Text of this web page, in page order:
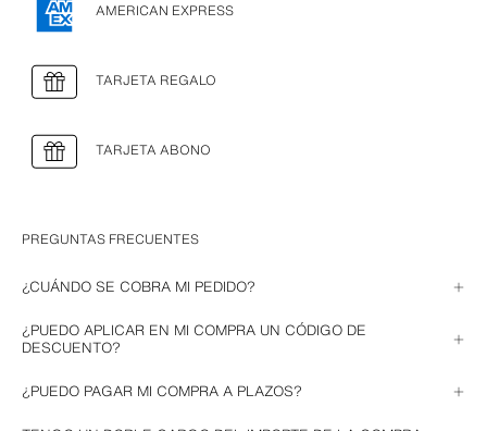
AMERICAN EXPRESS
TARJETA REGALO
TARJETA ABONO
PREGUNTAS FRECUENTES
¿CUÁNDO SE COBRA MI PEDIDO?
El cobro se realizará en el momento en el que se envíe tu pedido. Si has
pagado con Tarjeta Regalo, se hará justo al finalizar la compra.
¿PUEDO APLICAR EN MI COMPRA UN CÓDIGO DE
DESCUENTO?
Newsletter para estar al tanto de todas nuestras promociones.
¿PUEDO PAGAR MI COMPRA A PLAZOS?